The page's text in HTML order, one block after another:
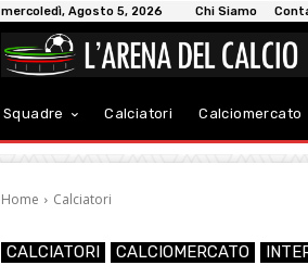
mercoledì, Agosto 5, 2026 Chi Siamo
Squadre Calciatori Calciomercato
Home Calciatori
CALCIATORI CALCIOMERCATO